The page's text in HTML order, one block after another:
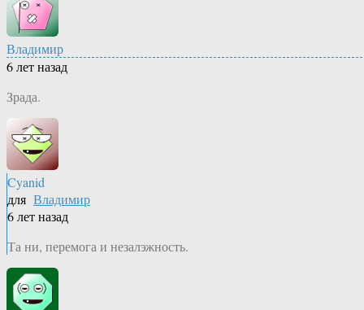
Владимир
6 лет назад
Зрада.
Cyanid
для Владимир
6 лет назад
Та ни, перемога и незалэжность.